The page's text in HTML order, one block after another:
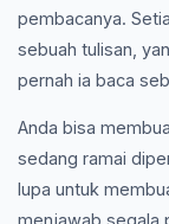
pembacanya.
sebuah tulisan,
pernah ia baca
Anda bisa
sedang ramai
lupa untuk